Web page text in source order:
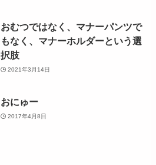
おむつではなく、マナーパンツで
もなく、マナーホルダーという選
択肢
2021年3月14日
おにゅー
2017年4月8日